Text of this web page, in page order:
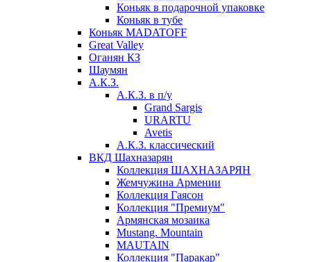
Коньяк в подарочной упаковке
Коньяк в тубе
Коньяк MADATOFF
Great Valley
Оганян КЗ
Шаумян
А.К.З.
А.К.З. в п/у
Grand Sargis
URARTU
Avetis
А.К.З. классический
ВКД Шахназарян
Коллекция ШАХНАЗАРЯН
Жемчужина Армении
Коллекция Гаясон
Коллекция "Премиум"
Армянская мозаика
Mustang. Mountain
MAUTAIN
Коллекция "Паракар"